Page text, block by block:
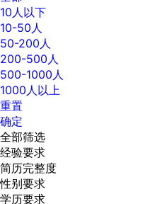
10人以下
10-50人
50-200人
200-500人
500-1000人
1000人以上
重置
确定
全部筛选
经验要求
简历完整度
性别要求
学历要求